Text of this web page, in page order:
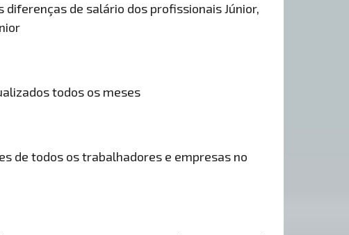
diferenças de salário dos profissionais Júnior,
todos os meses
de todos os trabalhadores e empresas no